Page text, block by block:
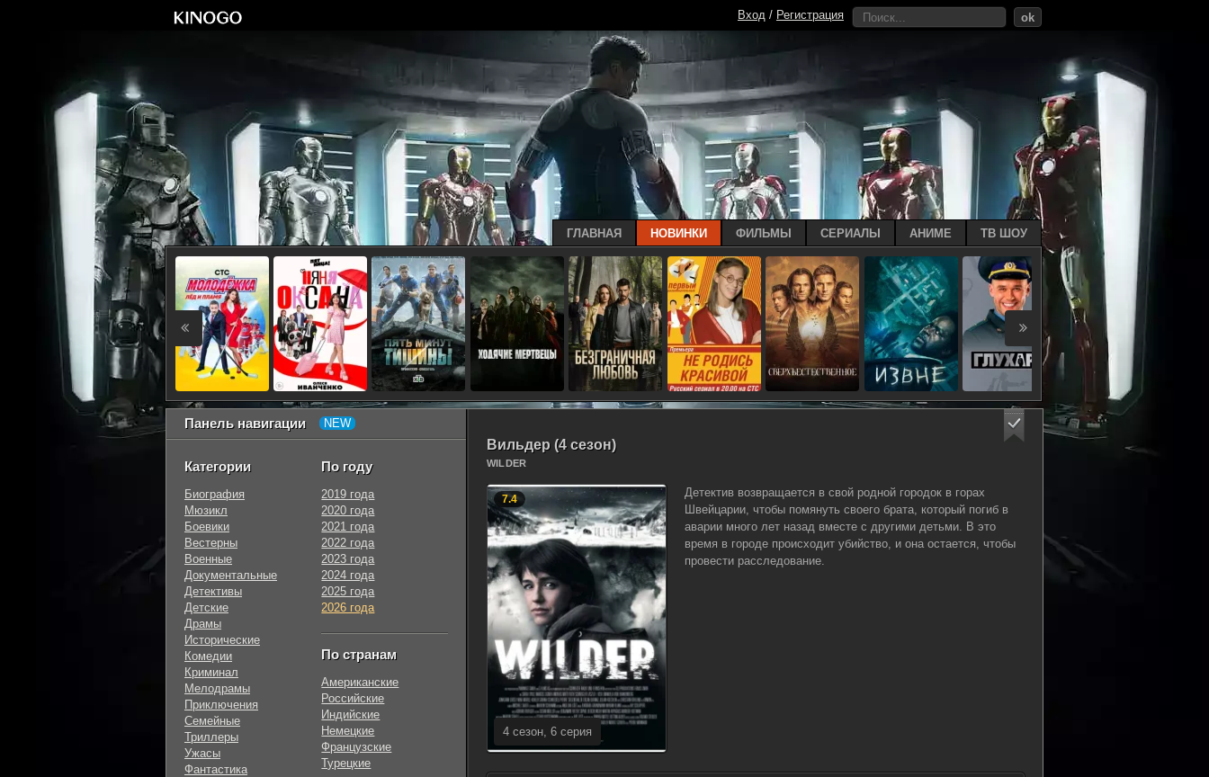
Вильдер (4 сезон)
WILDER
4 сезон, 6 серия
7.4
Детектив возвращается в свой родной городок в горах
Швейцарии, чтобы помянуть своего брата, который погиб в
аварии много лет назад вместе с другими детьми. В это
время в городе происходит убийство, и она остается, чтобы
провести расследование.
Панель навигации
Категории
Биография
Мюзикл
Боевики
Вестерны
Военные
Документальные
Детективы
Детские
Драмы
Исторические
Комедии
Криминал
Мелодрамы
Приключения
Семейные
Триллеры
Ужасы
Фантастика
По году
2019 года
2020 года
2021 года
2022 года
2023 года
2024 года
2025 года
2026 года
По странам
Американские
Российские
Индийские
Немецкие
Французские
Турецкие
ok
Вход / Регистрация
ГЛАВНАЯ НОВИНКИ ФИЛЬМЫ СЕРИАЛЫ АНИМЕ ТВ ШОУ